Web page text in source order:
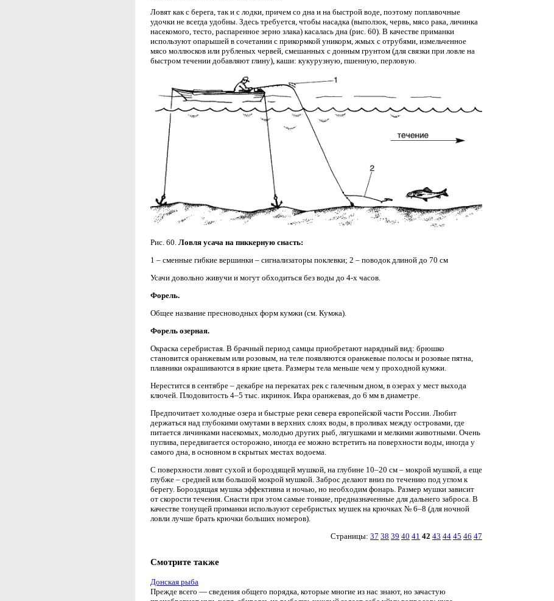
Ловят как с берега, так и с лодки, причем со дна и на быстрой воде, поэтому поплавочные
удочки не всегда удобны. Здесь требуется, чтобы насадка (выползок, червь, мясо рака, личинка
насекомого, тесто, распаренное зерно злака) касалась дна (рис. 60). В качестве приманки
используют опарышей в сочетании с прикормкой уникорм, жмых с отрубями, измельченное
мясо моллюсков или рубленых червей, смешанных с донным грунтом (для связки при ловле на
быстром течении добавляют глину), каши: кукурузную, пшенную, перловую.
Рис. 60. Ловля усача на пиккерную снасть:
1 – сменные гибкие вершинки – сигнализаторы поклевки; 2 – поводок длиной до 70 см
Усачи довольно живучи и могут обходиться без воды до 4-х часов.
Форель.
Общее название пресноводных форм кумжи (см. Кумжа).
Форель озерная.
Окраска серебристая. В брачный период самцы приобретают нарядный вид: брюшко
становится оранжевым или розовым, на теле появляются оранжевые полосы и розовые пятна,
плавники окрашиваются в яркие цвета. Размеры тела меньше чем у проходной кумжи.
Нерестится в сентябре – декабре на перекатах рек с галечным дном, в озерах у мест выхода
ключей. Плодовитость 4–5 тыс. икринок. Икра оранжевая, до 6 мм в диаметре.
Предпочитает холодные озера и быстрые реки севера европейской части России. Любит
держаться над глубокими омутами в верхних слоях воды, в проливах между островами, где
питается личинками насекомых, молодью других рыб, лягушками и мелкими животными. Очень
пуглива, передвигается осторожно, иногда ее можно встретить на поверхности воды, иногда у
самого дна, в основном в скрытых местах водоема.
С поверхности ловят сухой и бороздящей мушкой, на глубине 10–20 см – мокрой мушкой, а еще
глубже – средней или большой мокрой мушкой. Заброс делают вниз по течению под углом к
берегу. Бороздящая мушка эффективна и ночью, но необходим фонарь. Размер мушки зависит
от скорости течения. Снасти при этом самые тонкие, предназначенные для дальнего заброса. В
качестве тонущей приманки используют серебристых мушек на крючках № 6–8 (для ночной
ловли лучше брать крючки больших номеров).
Страницы: 37 38 39 40 41 42 43 44 45 46 47
Смотрите также
Донская рыба
Прежде всего — сведения общего порядка, которые многие из нас знают, но зачастую